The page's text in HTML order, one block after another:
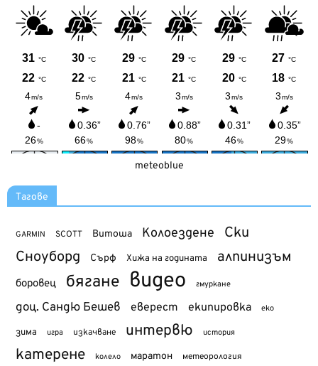
meteoblue
Тагове
GARMIN SCOTT Витоша Колоездене Ски
Сноуборд Сърф Хижа на годината алпинизъм
боровец бягане видео гмуркане
доц. Сандю Бешев еверест екипировка еко
зима игра изкачване интервю история
катерене колело маратон метеорология